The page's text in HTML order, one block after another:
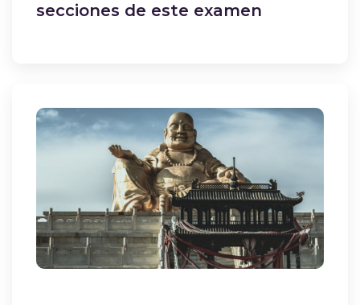
secciones de este examen